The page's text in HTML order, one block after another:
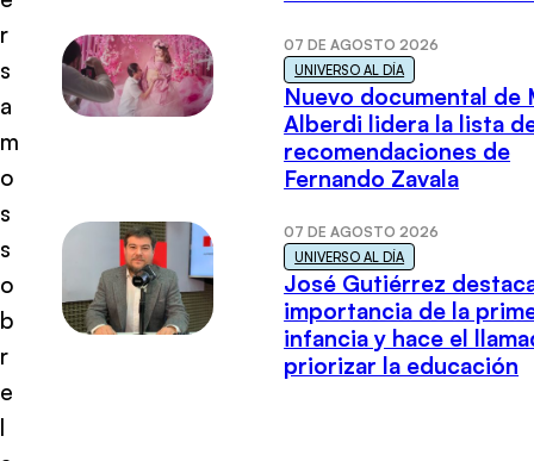
r
s
a
m
o
s
s
o
b
r
e
l
07 DE AGOSTO 2026
UNIVERSO AL DÍA
Nuevo documental de
Alberdi lidera la lista
recomendaciones de
Fernando Zavala
07 DE AGOSTO 2026
UNIVERSO AL DÍA
José Gutiérrez
importancia de la
infancia y hace el
priorizar la educación